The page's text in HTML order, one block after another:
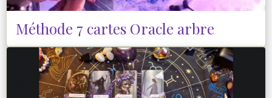
Méthode 7 cartes Oracle arbre